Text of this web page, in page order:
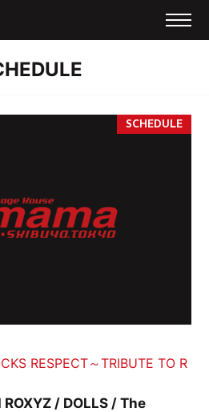
RESPECT～TRIBUTE TO R
ROXYZ / DOLLS / The